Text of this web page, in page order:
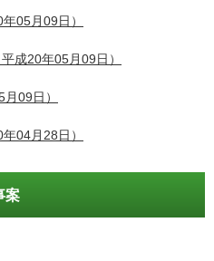
05月09日）
平成20年05月09日）
09日）
04月28日）
案